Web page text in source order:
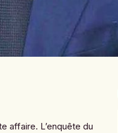
affaire. L’enquête du